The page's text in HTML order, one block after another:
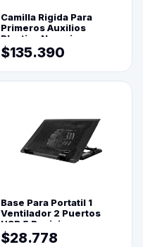
Camilla Rigida Para
Primeros Auxilios
Plastica Naranja
$135.390
Base Para Portatil 1
Ventilador 2 Puertos
USB 5 Posiciones
$28.778